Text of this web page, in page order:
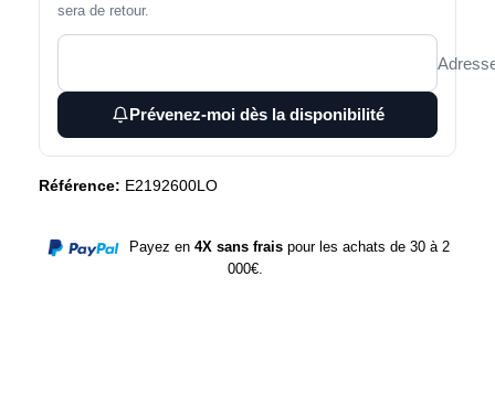
sera de retour.
Prévenez-moi dès la disponibilité
Référence: E2192600LO
Payez en 4X sans fraispour les achats de 30 à 2
000€.